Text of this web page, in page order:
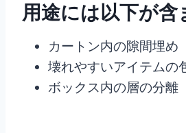
用途には以下が含
カートン内の隙間埋め
壊れやすいアイテムの
ボックス内の層の分離